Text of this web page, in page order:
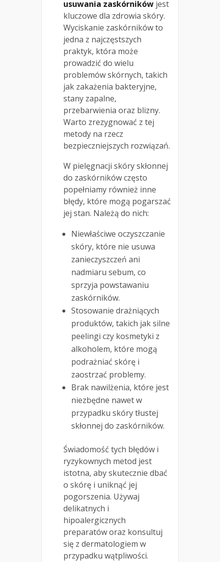
usuwania zaskórników jest
kluczowe dla zdrowia skóry.
Wyciskanie zaskórników to
jedna z najczęstszych
praktyk, która może
prowadzić do wielu
problemów skórnych, takich
jak zakażenia bakteryjne,
stany zapalne,
przebarwienia oraz blizny.
Warto zrezygnować z tej
metody na rzecz
bezpieczniejszych rozwiązań.
W pielęgnacji skóry skłonnej
do zaskórników często
popełniamy również inne
błędy, które mogą pogarszać
jej stan. Należą do nich:
Niewłaściwe oczyszczanie
skóry, które nie usuwa
zanieczyszczeń ani
nadmiaru sebum, co
sprzyja powstawaniu
zaskórników.
Stosowanie drażniących
produktów, takich jak silne
peelingi czy kosmetyki z
alkoholem, które mogą
podrażniać skórę i
zaostrzać problemy.
Brak nawilżenia, które jest
niezbędne nawet w
przypadku skóry tłustej
skłonnej do zaskórników.
Świadomość tych błędów i
ryzykownych metod jest
istotna, aby skutecznie dbać
o skórę i uniknąć jej
pogorszenia. Używaj
delikatnych i
hipoalergicznych
preparatów oraz konsultuj
się z dermatologiem w
przypadku wątpliwości.